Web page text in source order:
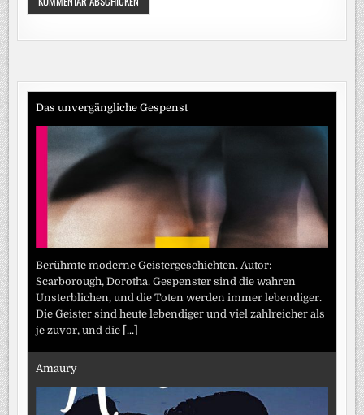
Das unvergängliche Gespenst
Berühmte moderne Geistergeschichten. Autor:
Scarborough, Dorotha. Gespenster sind die wahren
Unsterblichen, und die Toten werden immer lebendiger.
Die Geister sind heute lebendiger und viel zahlreicher als
je zuvor, und die [...]
Amaury